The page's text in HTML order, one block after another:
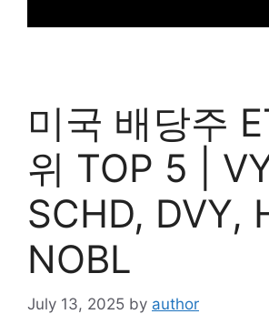
미국 배당주
위 TOP 5 |
SCHD, DVY,
NOBL
July 13, 2025 by author